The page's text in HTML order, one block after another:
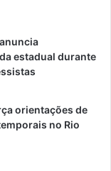
estadual durante
orientações de
no Rio